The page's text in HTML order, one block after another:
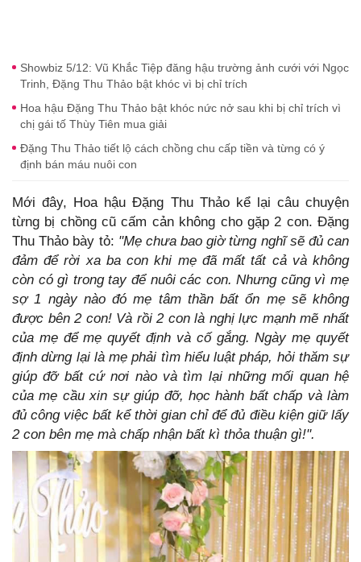
Showbiz 5/12: Vũ Khắc Tiệp đăng hậu trường ảnh cưới với Ngọc
Trinh, Đặng Thu Thảo bật khóc vì bị chỉ trích
Hoa hậu Đặng Thu Thảo bật khóc nức nở sau khi bị chỉ trích vì
chị gái tố Thùy Tiên mua giải
Đặng Thu Thảo tiết lộ cách chồng chu cấp tiền và từng có ý
định bán máu nuôi con
Mới đây, Hoa hậu Đặng Thu Thảo kể lại câu chuyện
từng bị chồng cũ cấm cản không cho gặp 2 con. Đặng
Thu Thảo bày tỏ: "Mẹ chưa bao giờ từng nghĩ sẽ đủ can
đảm để rời xa ba con khi mẹ đã mất tất cả và không
còn có gì trong tay để nuôi các con. Nhưng cũng vì mẹ
sợ 1 ngày nào đó mẹ tâm thần bất ổn mẹ sẽ không
được bên 2 con! Và rồi 2 con là nghị lực mạnh mẽ nhất
của mẹ để mẹ quyết định và cố gắng. Ngày mẹ quyết
định dừng lại là mẹ phải tìm hiểu luật pháp, hỏi thăm sự
giúp đỡ bất cứ nơi nào và tìm lại những mối quan hệ
của mẹ cầu xin sự giúp đỡ, học hành bất chấp và làm
đủ công việc bất kể thời gian chỉ để đủ điều kiện giữ lấy
2 con bên mẹ mà chấp nhận bất kì thỏa thuận gì!".